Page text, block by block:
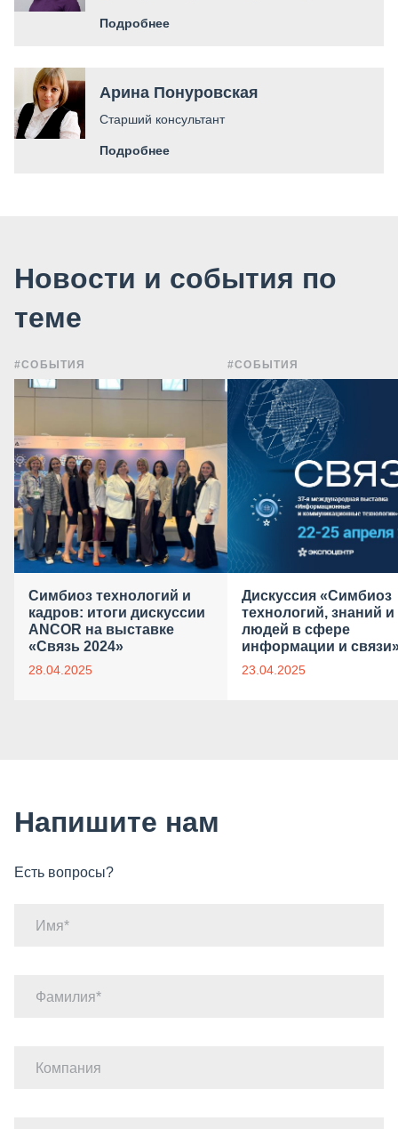
Подробнее
Арина Понуровская
Старший консультант
Подробнее
Новости и события по
теме
#СОБЫТИЯ
Симбиоз технологий и
кадров: итоги дискуссии
ANCOR на выставке
«Связь 2024»
28.04.2025
#СОБЫТИЯ
Дискуссия «Симбиоз
технологий, знаний и
людей в сфере
информации и
23.04.2025
Напишите нам
Есть вопросы?
Имя
Фамилия
Компания